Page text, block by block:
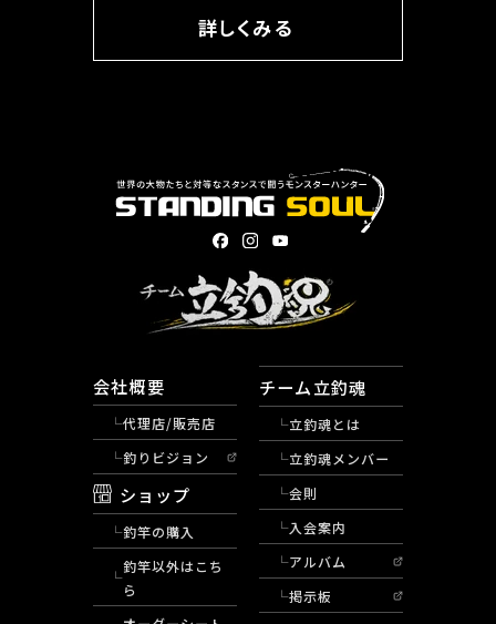
詳しくみる
会社概要
代理店/販売店
釣りビジョン
ショップ
釣竿の購入
釣竿以外はこち
ら
チーム立釣魂
立釣魂とは
立釣魂メンバー
会則
入会案内
アルバム
掲示板